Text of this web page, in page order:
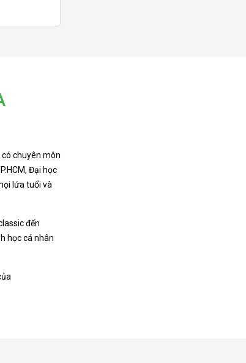
chuyên môn
Đại học
lứa tuổi và
đến
học cá nhân